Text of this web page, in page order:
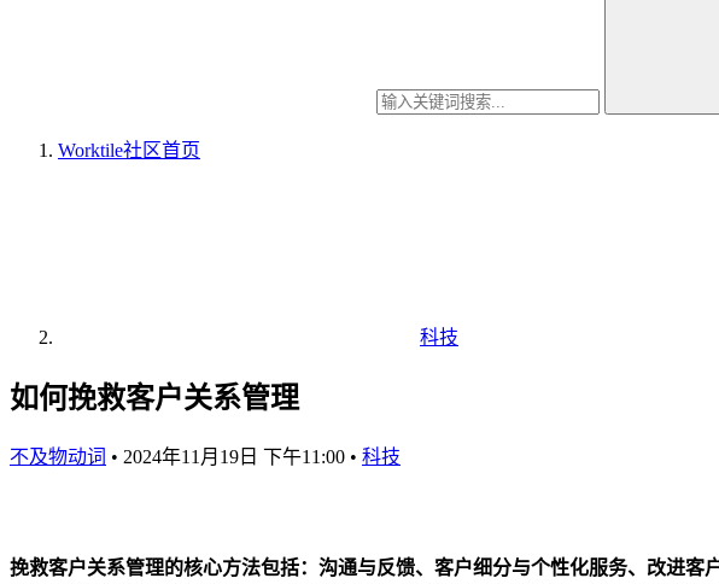
Worktile社区首页
科技
如何挽救客户关系管理
不及物动词 • 2024年11月19日 下午11:00 • 科技
挽救客户关系管理的核心方法包括：沟通与反馈、客户细分与个性化服务、改进客